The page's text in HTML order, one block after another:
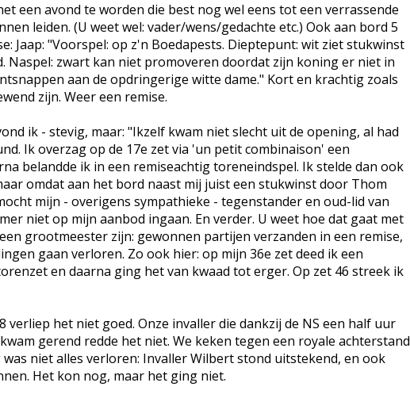
een avond te worden die best nog wel eens tot een verrassende
leiden. (U weet wel: vader/wens/gedachte etc.) Ook aan bord 5
Jaap: "Voorspel: op z'n Boedapests. Dieptepunt: wit ziet stukwinst
Naspel: zwart kan niet promoveren doordat zijn koning er niet in
aan de opdringerige witte dame." Kort en krachtig zoals
zijn. Weer een remise.
ik - stevig, maar: "Ikzelf kwam niet slecht uit de opening, al had
Ik overzag op de 17e zet via 'un petit combinaison' een
belandde ik in een remiseachtig toreneindspel. Ik stelde dan ook
omdat aan het bord naast mij juist een stukwinst door Thom
mijn - overigens sympathieke - tegenstander en oud-lid van
niet op mijn aanbod ingaan. En verder. U weet hoe dat gaat met
grootmeester zijn: gewonnen partijen verzanden in een remise,
gaan verloren. Zo ook hier: op mijn 36e zet deed ik een
en daarna ging het van kwaad tot erger. Op zet 46 streek ik
verliep het niet goed. Onze invaller die dankzij de NS een half uur
gerend redde het niet. We keken tegen een royale achterstand
was niet alles verloren: Invaller Wilbert stond uitstekend, en ook
Het kon nog, maar het ging niet.